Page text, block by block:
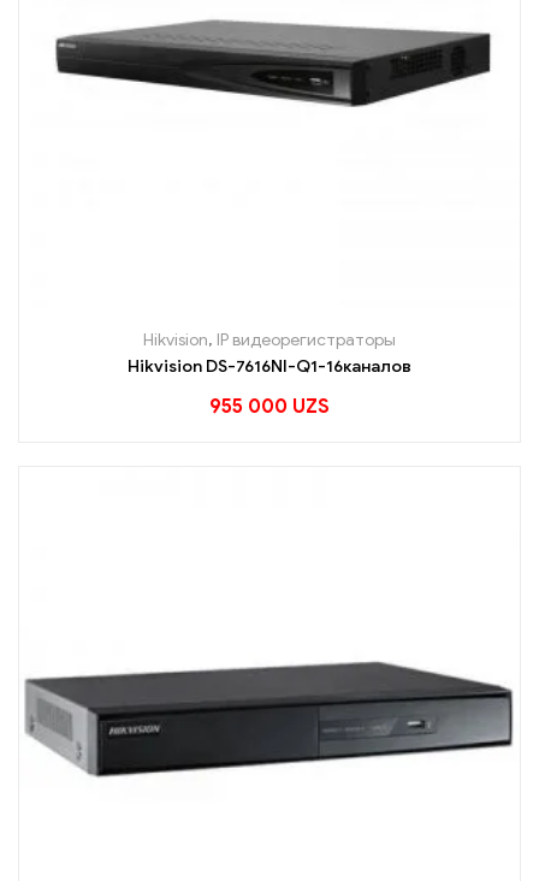
Hikvision, IP видеорегистраторы
Hikvision DS-7616NI-Q1-16каналов
955 000 UZS